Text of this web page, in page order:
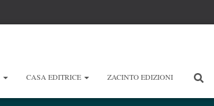
CASA EDITRICE ZACINTO EDIZIONI